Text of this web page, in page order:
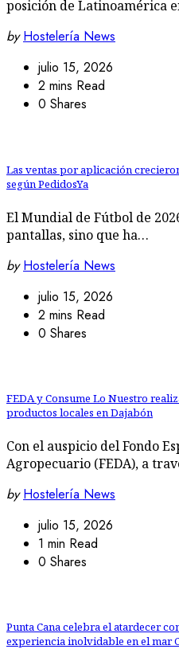
posición de Latinoamérica
by Hostelería News
julio 15, 2026
2 mins Read
0 Shares
Las ventas por aplicación
según PedidosYa
El Mundial de Fútbol de
pantallas, sino que ha…
by Hostelería News
julio 15, 2026
2 mins Read
0 Shares
FEDA y Consume Lo Nuestro
productos locales en Dajabón
Con el auspicio del Fondo
Agropecuario (FEDA), a
by Hostelería News
julio 15, 2026
1 min Read
0 Shares
Punta Cana celebra el atardecer
experiencia inolvidable en el mar